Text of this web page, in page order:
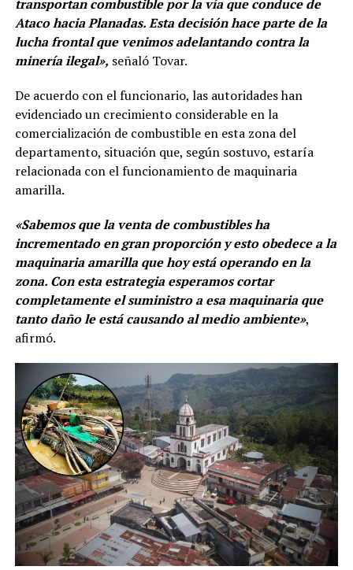
transportan combustible por la vía que conduce de
Ataco hacia Planadas. Esta decisión hace parte de la
lucha frontal que venimos adelantando contra la
minería ilegal», señaló Tovar.
De acuerdo con el funcionario, las autoridades han
evidenciado un crecimiento considerable en la
comercialización de combustible en esta zona del
departamento, situación que, según sostuvo, estaría
relacionada con el funcionamiento de maquinaria
amarilla.
«Sabemos que la venta de combustibles ha
incrementado en gran proporción y esto obedece a la
maquinaria amarilla que hoy está operando en la
zona. Con esta estrategia esperamos cortar
completamente el suministro a esa maquinaria que
tanto daño le está causando al medio ambiente»,
afirmó.